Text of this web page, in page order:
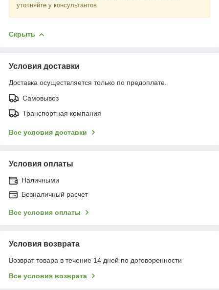
уточняйте у консультантов
Скрыть
Условия доставки
Доставка осуществляется только по предоплате.
Самовывоз
Транспортная компания
Все условия доставки
Условия оплаты
Наличными
Безналичный расчет
Все условия оплаты
Условия возврата
Возврат товара в течение 14 дней по договоренности
Все условия возврата